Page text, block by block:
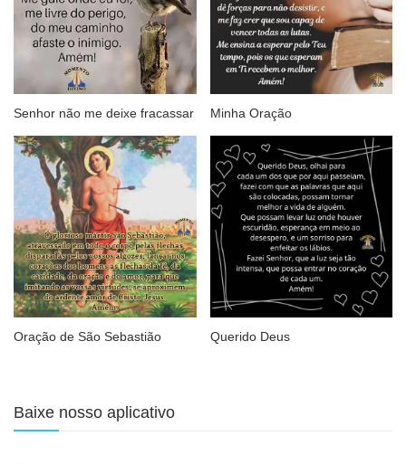
Senhor não me deixe fracassar Minha Oração
Oração de São Sebastião Querido Deus
Baixe nosso aplicativo